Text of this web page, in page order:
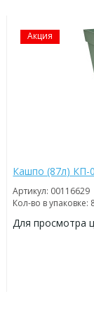
Акция
Кашпо (87л) КП-
Артикул: 00116629
Кол-во в упаковке:
Для просмотра